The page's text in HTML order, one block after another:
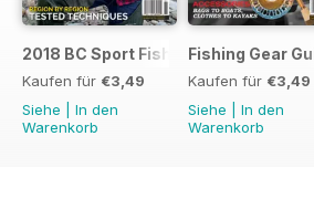
2018 BC Sport Fishing Guide
Kaufen für €3,49
Siehe
In den
Warenkorb
Fishing Gear
Kaufen für €3,49
Siehe
In den
Warenkorb